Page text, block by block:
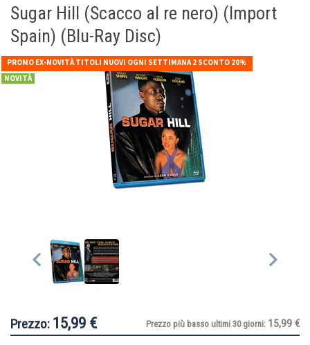
Sugar Hill (Scacco al re nero) (Import
Spain) (Blu-Ray Disc)
PROMO EX-NOVITÀ TITOLI NUOVI OGNI SETTIMANA 2 SCONTO 20%
NOVITÀ
Prezzo: 15,99 € Prezzo più basso ultimi 30 giorni: 15,99 €